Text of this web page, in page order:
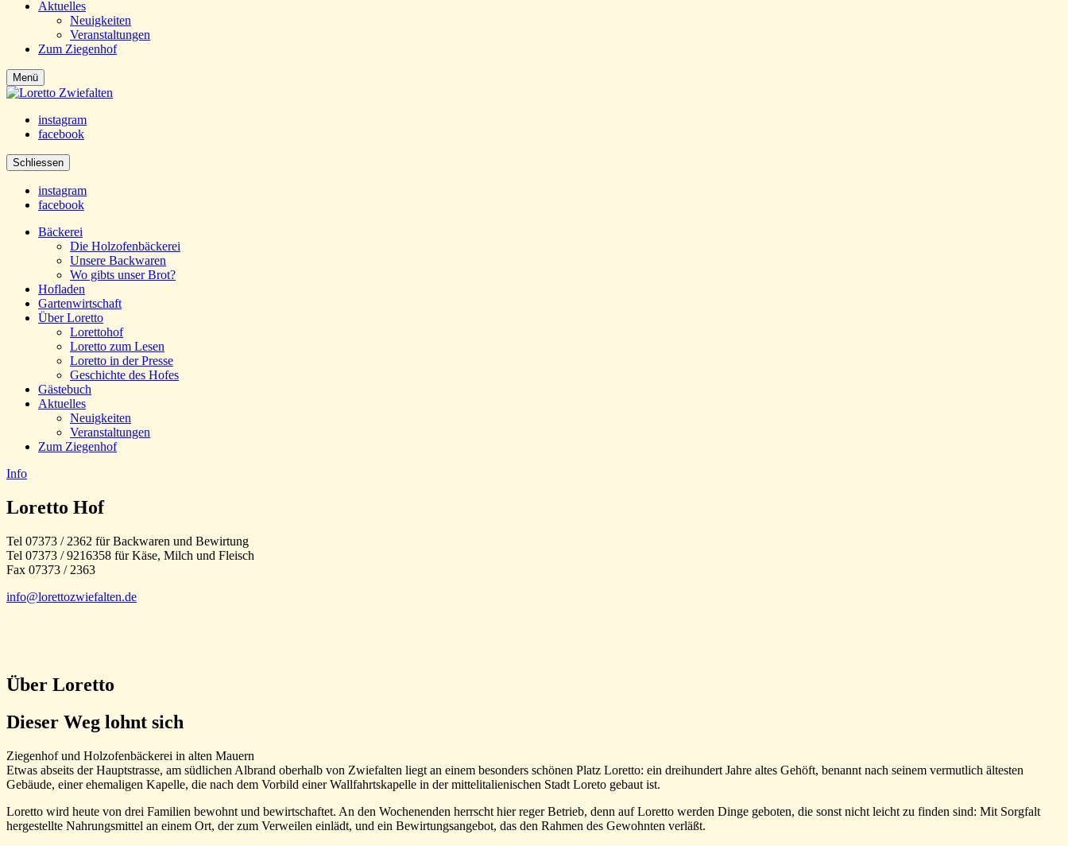
Aktuelles
Neuigkeiten
Veranstaltungen
Zum Ziegenhof
Menü
instagram
facebook
Schliessen
instagram
facebook
Bäckerei
Die Holzofenbäckerei
Unsere Backwaren
Wo gibts unser Brot?
Hofladen
Gartenwirtschaft
Über Loretto
Lorettohof
Loretto zum Lesen
Loretto in der Presse
Geschichte des Hofes
Gästebuch
Aktuelles
Neuigkeiten
Veranstaltungen
Zum Ziegenhof
Info
Loretto Hof
Tel 07373 / 2362 für Backwaren und Bewirtung
Tel 07373 / 9216358 für Käse, Milch und Fleisch
Fax 07373 / 2363
info@lorettozwiefalten.de
Über Loretto
Dieser Weg lohnt sich
Ziegenhof und Holzofenbäckerei in alten Mauern
Etwas abseits der Hauptstrasse, am südlichen Albrand oberhalb von Zwiefalten liegt an einem besonders schönen Platz Loretto: ein dreihundert Jahre altes Gehöft, benannt nach seinem vermutlich ältesten
Gebäude, einer ehemaligen Kapelle, die nach dem Vorbild einer Wallfahrtskapelle in der mittelitalienischen Stadt Loreto gebaut ist.
Loretto wird heute von drei Familien bewohnt und bewirtschaftet. An den Wochenenden herrscht hier reger Betrieb, denn auf Loretto werden Dinge geboten, die sonst nicht leicht zu finden sind: Mit Sorgfalt
hergestellte Nahrungsmittel an einem Ort, der zum Verweilen einlädt, und ein Bewirtungsangebot, das den Rahmen des Gewohnten verläßt.